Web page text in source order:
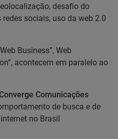
desafio do
sociais, uso da web 2.0
Business”, Web
acontecem em paralelo ao
Comunicações
de busca e de
no Brasil